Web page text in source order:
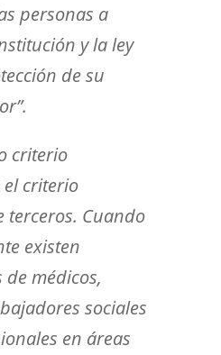
personas a
y la ley
de su
criterio
criterio
terceros. Cuando
existen
médicos,
sociales
en áreas